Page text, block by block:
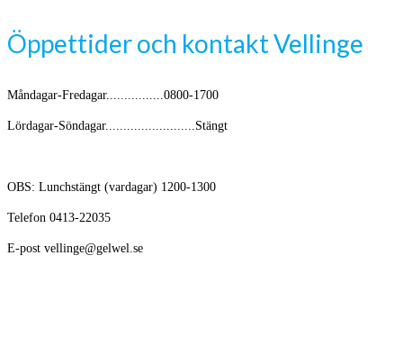
Öppettider och kontakt Vellinge
Måndagar-Fredagar................0800-1700
Lördagar-Söndagar.........................Stängt
OBS: Lunchstängt (vardagar) 1200-1300
Telefon 0413-22035
E-post vellinge@gelwel.se